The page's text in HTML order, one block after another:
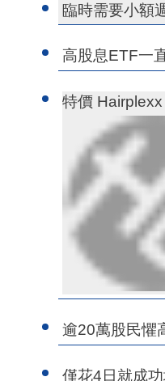
臨時需要小額
高股息ETF一
特價
逾20萬股民懼
僅花4日就成